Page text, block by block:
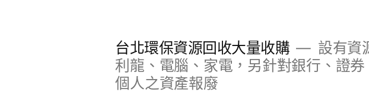
台北環保資源回收大量收購
設有資
利龍、電腦、家電，另針對銀行、證
個人之資產報廢